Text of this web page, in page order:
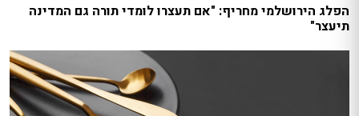
הפלג הירושלמי מחריף: "אם תעצרו לומדי תורה גם המדינה
תיעצר"